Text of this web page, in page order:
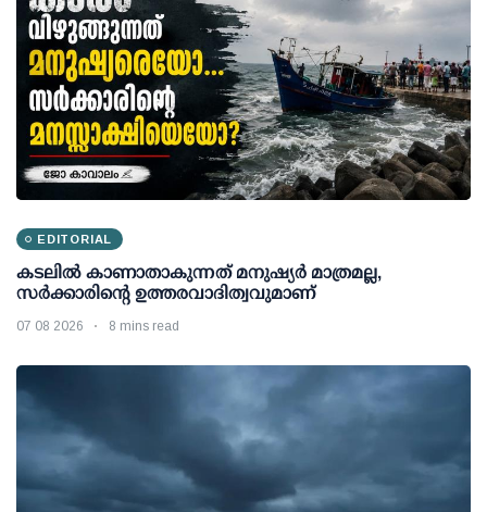
EDITORIAL
കടലിൽ കാണാതാകുന്നത് മനുഷ്യർ മാത്രമല്ല,
സർക്കാരിന്റെ ഉത്തരവാദിത്വവുമാണ്
07 08 2026 8 mins read